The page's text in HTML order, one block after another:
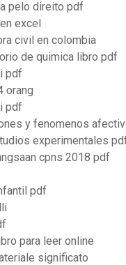
pelo direito pdf
excel
civil en colombia
de quimica libro pdf
pdf
orang
pdf
y fenomenos
experimentales
cpns 2018 pdf
pdf
para leer online
significato